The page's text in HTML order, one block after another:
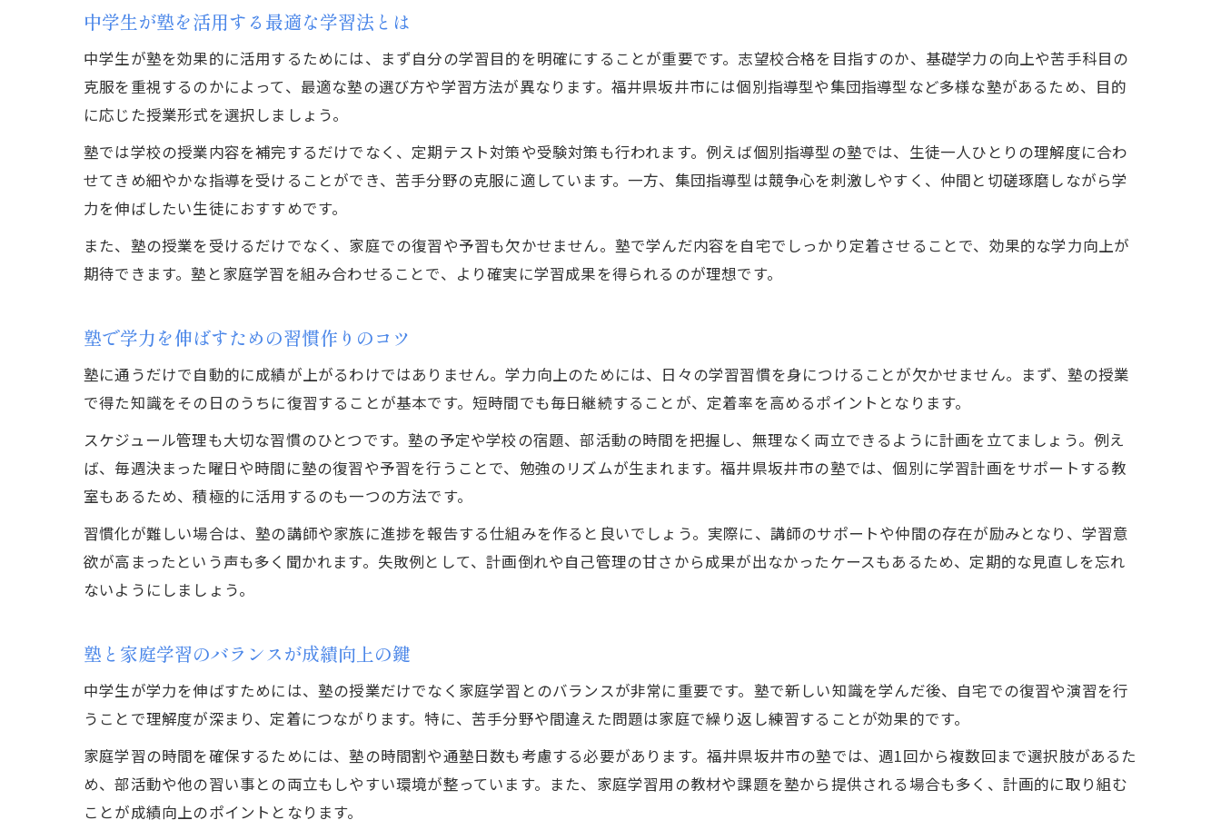
塾選びで失敗しないための情報収集法
口コミや体験談を活かした塾の見極め方
塾で学力向上を果たすための活用ポイント
中学生に合う塾の選び方が将来を左右する
目標達成に必要な塾のフォロー体制を知る
効果的な塾活用で自信を持って成績アップ
中学生に合う塾の指導スタイルの見極め方
個別指導塾がもたらす学習メリットを解説
集団指導塾で得られる成長と刺激のポイント
指導形態で変わる塾の学習効果と選び方
効果的な塾活用法で志望校合格へ近づくには
塾を活かした志望校合格までのステップ
塾での勉強習慣が合格力を高める理由
体験授業から見抜く最適な塾の特徴とは
体験授業でチェックすべき塾のポイント
塾の体験授業を最大限に活かす方法
中学生に合った塾の雰囲気を体感しよう
中学生が塾を活用する最適な学習法とは
中学生が塾を効果的に活用するためには、まず自分の学習目的を明確にすることが重要です。志望校合格を目指すのか、基礎学力の向上や苦手科目の
克服を重視するのかによって、最適な塾の選び方や学習方法が異なります。福井県坂井市には個別指導型や集団指導型など多様な塾があるため、目的
に応じた授業形式を選択しましょう。
塾では学校の授業内容を補完するだけでなく、定期テスト対策や受験対策も行われます。例えば個別指導型の塾では、生徒一人ひとりの理解度に合わ
せてきめ細やかな指導を受けることができ、苦手分野の克服に適しています。一方、集団指導型は競争心を刺激しやすく、仲間と切磋琢磨しながら学
力を伸ばしたい生徒におすすめです。
また、塾の授業を受けるだけでなく、家庭での復習や予習も欠かせません。塾で学んだ内容を自宅でしっかり定着させることで、効果的な学力向上が
期待できます。塾と家庭学習を組み合わせることで、より確実に学習成果を得られるのが理想です。
塾で学力を伸ばすための習慣作りのコツ
塾に通うだけで自動的に成績が上がるわけではありません。学力向上のためには、日々の学習習慣を身につけることが欠かせません。まず、塾の授業
で得た知識をその日のうちに復習することが基本です。短時間でも毎日継続することが、定着率を高めるポイントとなります。
スケジュール管理も大切な習慣のひとつです。塾の予定や学校の宿題、部活動の時間を把握し、無理なく両立できるように計画を立てましょう。例え
ば、毎週決まった曜日や時間に塾の復習や予習を行うことで、勉強のリズムが生まれます。福井県坂井市の塾では、個別に学習計画をサポートする教
室もあるため、積極的に活用するのも一つの方法です。
習慣化が難しい場合は、塾の講師や家族に進捗を報告する仕組みを作ると良いでしょう。実際に、講師のサポートや仲間の存在が励みとなり、学習意
欲が高まったという声も多く聞かれます。失敗例として、計画倒れや自己管理の甘さから成果が出なかったケースもあるため、定期的な見直しを忘れ
ないようにしましょう。
塾と家庭学習のバランスが成績向上の鍵
中学生が学力を伸ばすためには、塾の授業だけでなく家庭学習とのバランスが非常に重要です。塾で新しい知識を学んだ後、自宅での復習や演習を行
うことで理解度が深まり、定着につながります。特に、苦手分野や間違えた問題は家庭で繰り返し練習することが効果的です。
家庭学習の時間を確保するためには、塾の時間割や通塾日数も考慮する必要があります。福井県坂井市の塾では、週1回から複数回まで選択肢があるた
め、部活動や他の習い事との両立もしやすい環境が整っています。また、家庭学習用の教材や課題を塾から提供される場合も多く、計画的に取り組む
ことが成績向上のポイントとなります。